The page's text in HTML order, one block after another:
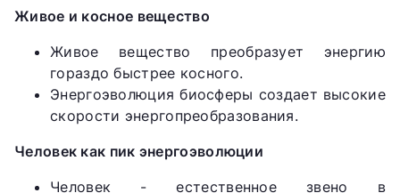
Живое и косное вещество
Живое вещество преобразует энергию
гораздо быстрее косного.
Энергоэволюция биосферы создает высокие
скорости энергопреобразования.
Человек как пик энергоэволюции
Человек - естественное звено в